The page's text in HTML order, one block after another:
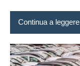
Continua a leggere